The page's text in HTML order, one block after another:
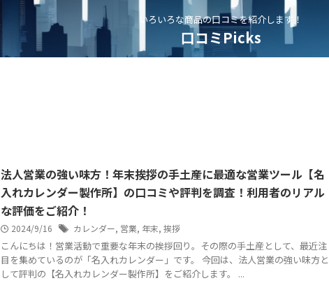
いろいろな商品の口コミを紹介します！
口コミPicks
法人営業の強い味方！年末挨拶の手土産に最適な営業ツール【名
入れカレンダー製作所】の口コミや評判を調査！利用者のリアル
な評価をご紹介！
2024/9/16 カレンダー, 営業, 年末, 挨拶
こんにちは！営業活動で重要な年末の挨拶回り。その際の手土産として、最近注
目を集めているのが「名入れカレンダー」です。 今回は、法人営業の強い味方と
して評判の【名入れカレンダー製作所】をご紹介します。 ...